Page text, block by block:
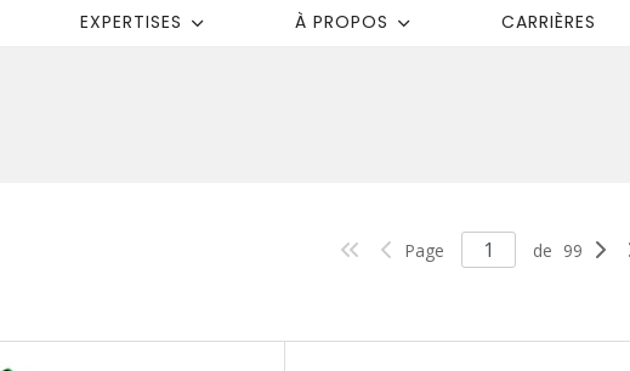
EXPERTISES À PROPOS CARRIÈRES
Page de 99